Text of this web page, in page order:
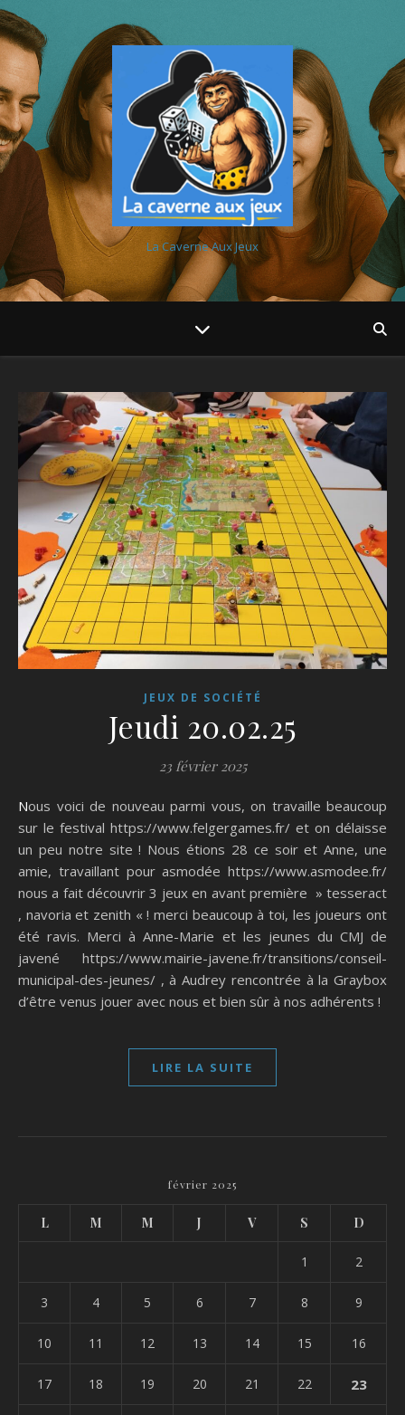
La Caverne Aux Jeux
JEUX DE SOCIÉTÉ
Jeudi 20.02.25
23 février 2025
Nous voici de nouveau parmi vous, on travaille beaucoup
sur le festival https://www.felgergames.fr/ et on délaisse
un peu notre site ! Nous étions 28 ce soir et Anne, une
amie, travaillant pour asmodée https://www.asmodee.fr/
nous a fait découvrir 3 jeux en avant première » tesseract
, navoria et zenith « ! merci beaucoup à toi, les joueurs ont
été ravis. Merci à Anne-Marie et les jeunes du CMJ de
javené https://www.mairie-javene.fr/transitions/conseil-
municipal-des-jeunes/ , à Audrey rencontrée à la Graybox
d’être venus jouer avec nous et bien sûr à nos adhérents !
LIRE LA SUITE
février 2025
L M M J V S D
1 2
3 4 5 6 7 8 9
10 11 12 13 14 15 16
17 18 19 20 21 22 23